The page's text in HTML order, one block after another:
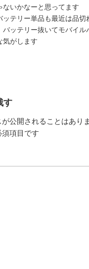
ないかなーと思ってます
ッテリー単品も最近は品切
バッテリー抜いてモバイル
気がします
す
公開されることはあり
項目です